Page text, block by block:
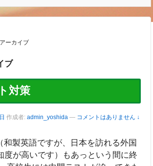
ーカイブ
ブ
対策
作成者: admin_yoshida — コメントはありません ↓
和製英語ですが、日本を訪れる外国
度が高いです）もあっという間に終